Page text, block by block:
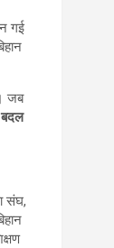
गई
जब
बदल
संघ,